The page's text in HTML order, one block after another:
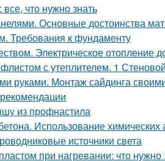
что нужно знать
Основные достоинства
Требования к фундаменту
Электрическое отопление
с утеплителем. 1
руками. Монтаж сайдинга
из профнастила
Использование химических
источники света
при нагревании: что нужно